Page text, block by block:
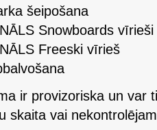
šeipošana
Snowboards vīrieši
Freeski vīrieš
ir provizoriska un var
skaita vai